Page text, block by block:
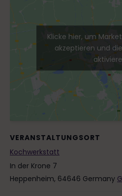
VERANSTALTUNGSORT
Kochwerkstatt
In der Krone 7
Heppenheim, 64646 Germany
Klicke hier, um
akzeptieren und